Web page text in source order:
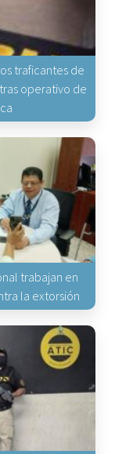
traficantes de
operativo de
trabajan en
la extorsión